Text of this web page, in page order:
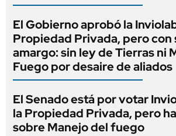
El Gobierno aprobó la
Propiedad Privada, pero con
amargo: sin ley de Tierras ni
Fuego por desaire de aliados
El Senado está por votar
la Propiedad Privada, pero
sobre Manejo del fuego